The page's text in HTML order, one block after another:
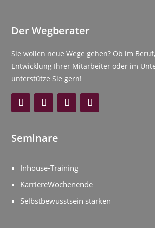
Der Wegberater
Sie wollen neue Wege gehen? Ob im
Entwicklung Ihrer Mitarbeiter oder im
unterstütze Sie gern!
Seminare
Inhouse-Training
KarriereWochenende
Selbstbewusstsein stärken